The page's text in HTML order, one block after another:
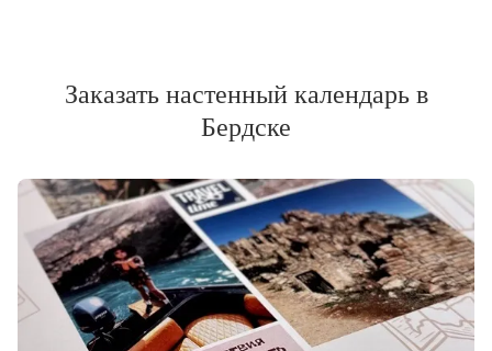
Заказать настенный календарь в
Бердске